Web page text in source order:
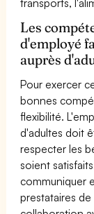
Les
d'employé
auprès
Pour exercer
bonnes
flexibilité.
d'adultes doit
respecter les
soient
communiquer
prestataires